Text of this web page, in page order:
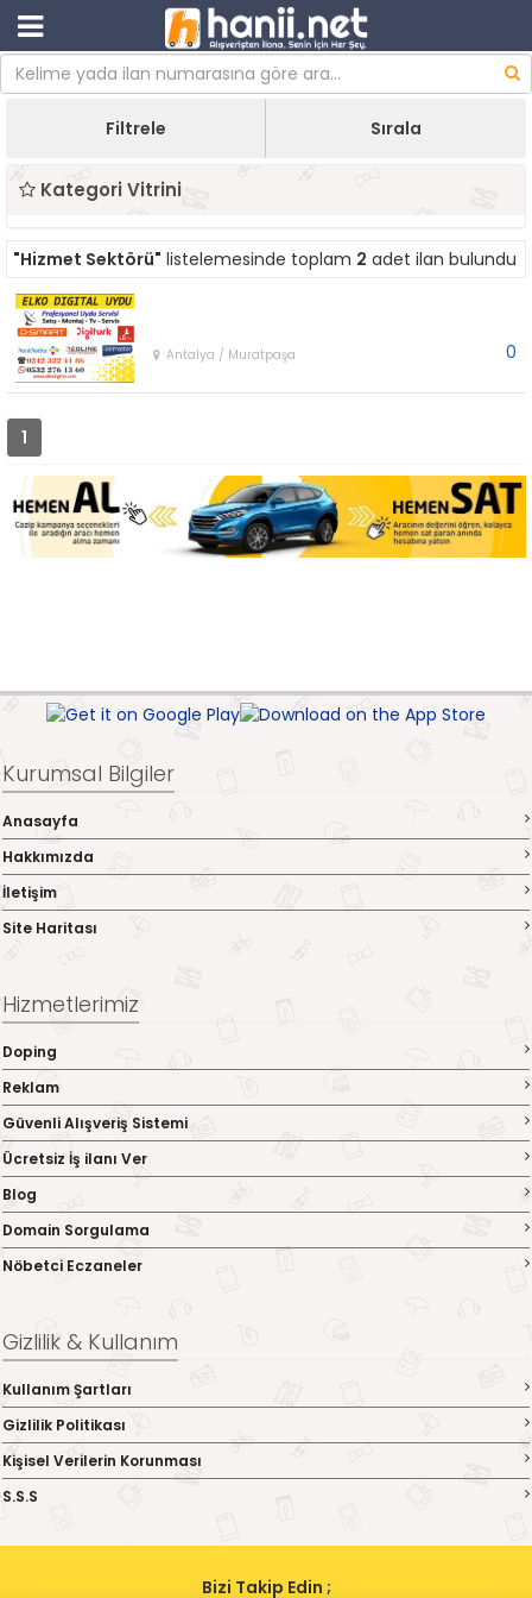
Filtrele Sırala
Kategori Vitrini
"Hizmet Sektörü" listelemesinde toplam 2 adet ilan bulundu
Antalya / Muratpaşa 0
1
Kurumsal Bilgiler
Anasayfa
Hakkımızda
İletişim
Site Haritası
Hizmetlerimiz
Doping
Reklam
Güvenli Alışveriş Sistemi
Ücretsiz İş ilanı Ver
Blog
Domain Sorgulama
Nöbetci Eczaneler
Gizlilik & Kullanım
Kullanım Şartları
Gizlilik Politikası
Kişisel Verilerin Korunması
S.S.S
Bizi Takip Edin ;